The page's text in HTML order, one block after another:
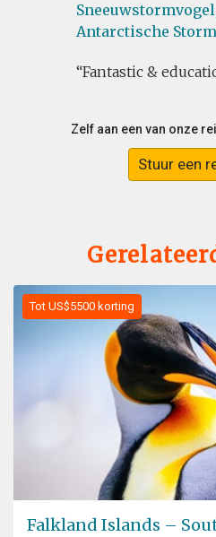
Antarctische
Fantastic &
Zelf aan een van onze
Stuur een
Tot US$5500 korting
Falkland Islands –